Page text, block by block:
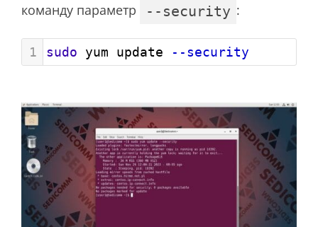
команду параметр
--security :
1 sudo yum update --security